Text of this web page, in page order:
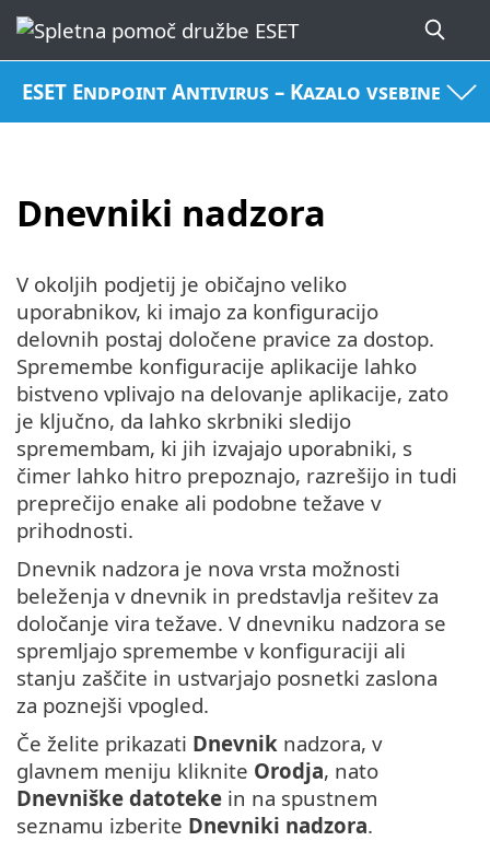
ESET Endpoint Antivirus – Kazalo vsebine
Dnevniki nadzora
V okoljih podjetij je običajno veliko
uporabnikov, ki imajo za konfiguracijo
delovnih postaj določene pravice za dostop.
Spremembe konfiguracije aplikacije lahko
bistveno vplivajo na delovanje aplikacije, zato
je ključno, da lahko skrbniki sledijo
spremembam, ki jih izvajajo uporabniki, s
čimer lahko hitro prepoznajo, razrešijo in tudi
preprečijo enake ali podobne težave v
prihodnosti.
Dnevnik nadzora je nova vrsta možnosti
beleženja v dnevnik in predstavlja rešitev za
določanje vira težave. V dnevniku nadzora se
spremljajo spremembe v konfiguraciji ali
stanju zaščite in ustvarjajo posnetki zaslona
za poznejši vpogled.
Če želite prikazati Dnevnik nadzora, v
glavnem meniju kliknite Orodja, nato
Dnevniške datoteke in na spustnem
seznamu izberite Dnevniki nadzora.